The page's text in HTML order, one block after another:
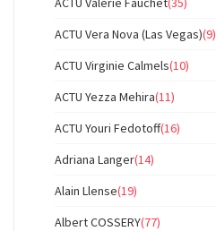
ACTU Vera Nova (Las Vegas)(9)
ACTU Virginie Calmels(10)
ACTU Yezza Mehira(11)
ACTU Youri Fedotoff(16)
Adriana Langer(14)
Alain Llense(19)
Albert COSSERY(77)